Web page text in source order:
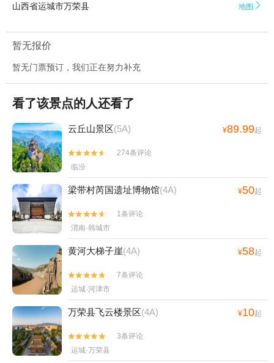
山西省运城市万荣县 地图 
暂无报价
暂无门票预订，我们正在努力补充
看了该景点的人还看了
云丘山景区(5A) ¥89.99起


274条评论
临汾
梁带村芮国遗址博物馆(4A) ¥50起


1条评论
渭南·韩城市
黄河大梯子崖(4A) ¥58起


7条评论
运城·河津市
万荣县飞云楼景区(4A) ¥10起


3条评论
运城·万荣县